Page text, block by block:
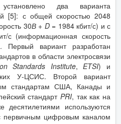
два варианта
[5]: с общей скоростью 2048
30В + D = 1984 кбит/с) и с
с (информационная скорость
Первый вариант разработан
в области электросвязи
Standards Institute,ETSI) и
У-ЦСИС. Второй вариант
стандартам США, Канады и
стандарт PRI, так как на
десятилетиями используются
цифровым каналом